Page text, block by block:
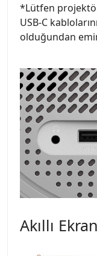
*Lütfen
USB-C
olduğundan
Akıllı